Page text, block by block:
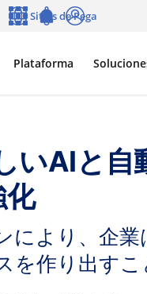
Plataforma
Sitios de Pega
いAIと自
化
により、企
を作り出すこ